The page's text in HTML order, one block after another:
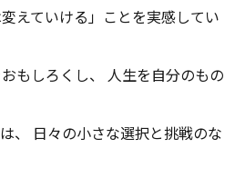
えていける」ことを実感してい
もしろくし、 人生を自分のもの
、 日々の小さな選択と挑戦のな